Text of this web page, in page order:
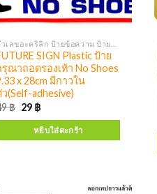
SIGN Plastic ป้าย
รุณาถอดรองเท้า No Shoes
x 28cm มีกาวใน
ว(Self-adhesive)
฿ 29 ฿
หยิบใส่ตะกร้า